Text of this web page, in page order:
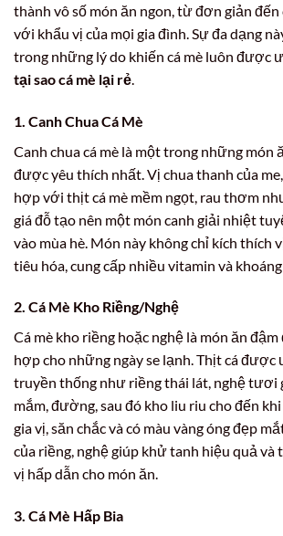
thành vô số món ăn ngon, từ đơn giản
với khẩu vị của mọi gia đình. Sự đa dạng
trong những lý do khiến cá mè luôn được
tại sao cá mè lại rẻ
1. Canh Chua Cá Mè
Canh chua cá mè là một trong những món
được yêu thích nhất. Vị chua thanh của
hợp với thịt cá mè mềm ngọt, rau thơm
giá đỗ tạo nên một món canh giải nhiệt
vào mùa hè. Món này không chỉ kích thích
tiêu hóa, cung cấp nhiều vitamin và khoáng
2. Cá Mè Kho Riềng/Nghệ
Cá mè kho riềng hoặc nghệ là món ăn đậm
hợp cho những ngày se lạnh. Thịt cá được
truyền thống như riềng thái lát, nghệ tươi
mắm, đường, sau đó kho liu riu cho đến
gia vị, săn chắc và có màu vàng óng đẹp
của riềng, nghệ giúp khử tanh hiệu quả
vị hấp dẫn cho món ăn.
3. Cá Mè Hấp Bia